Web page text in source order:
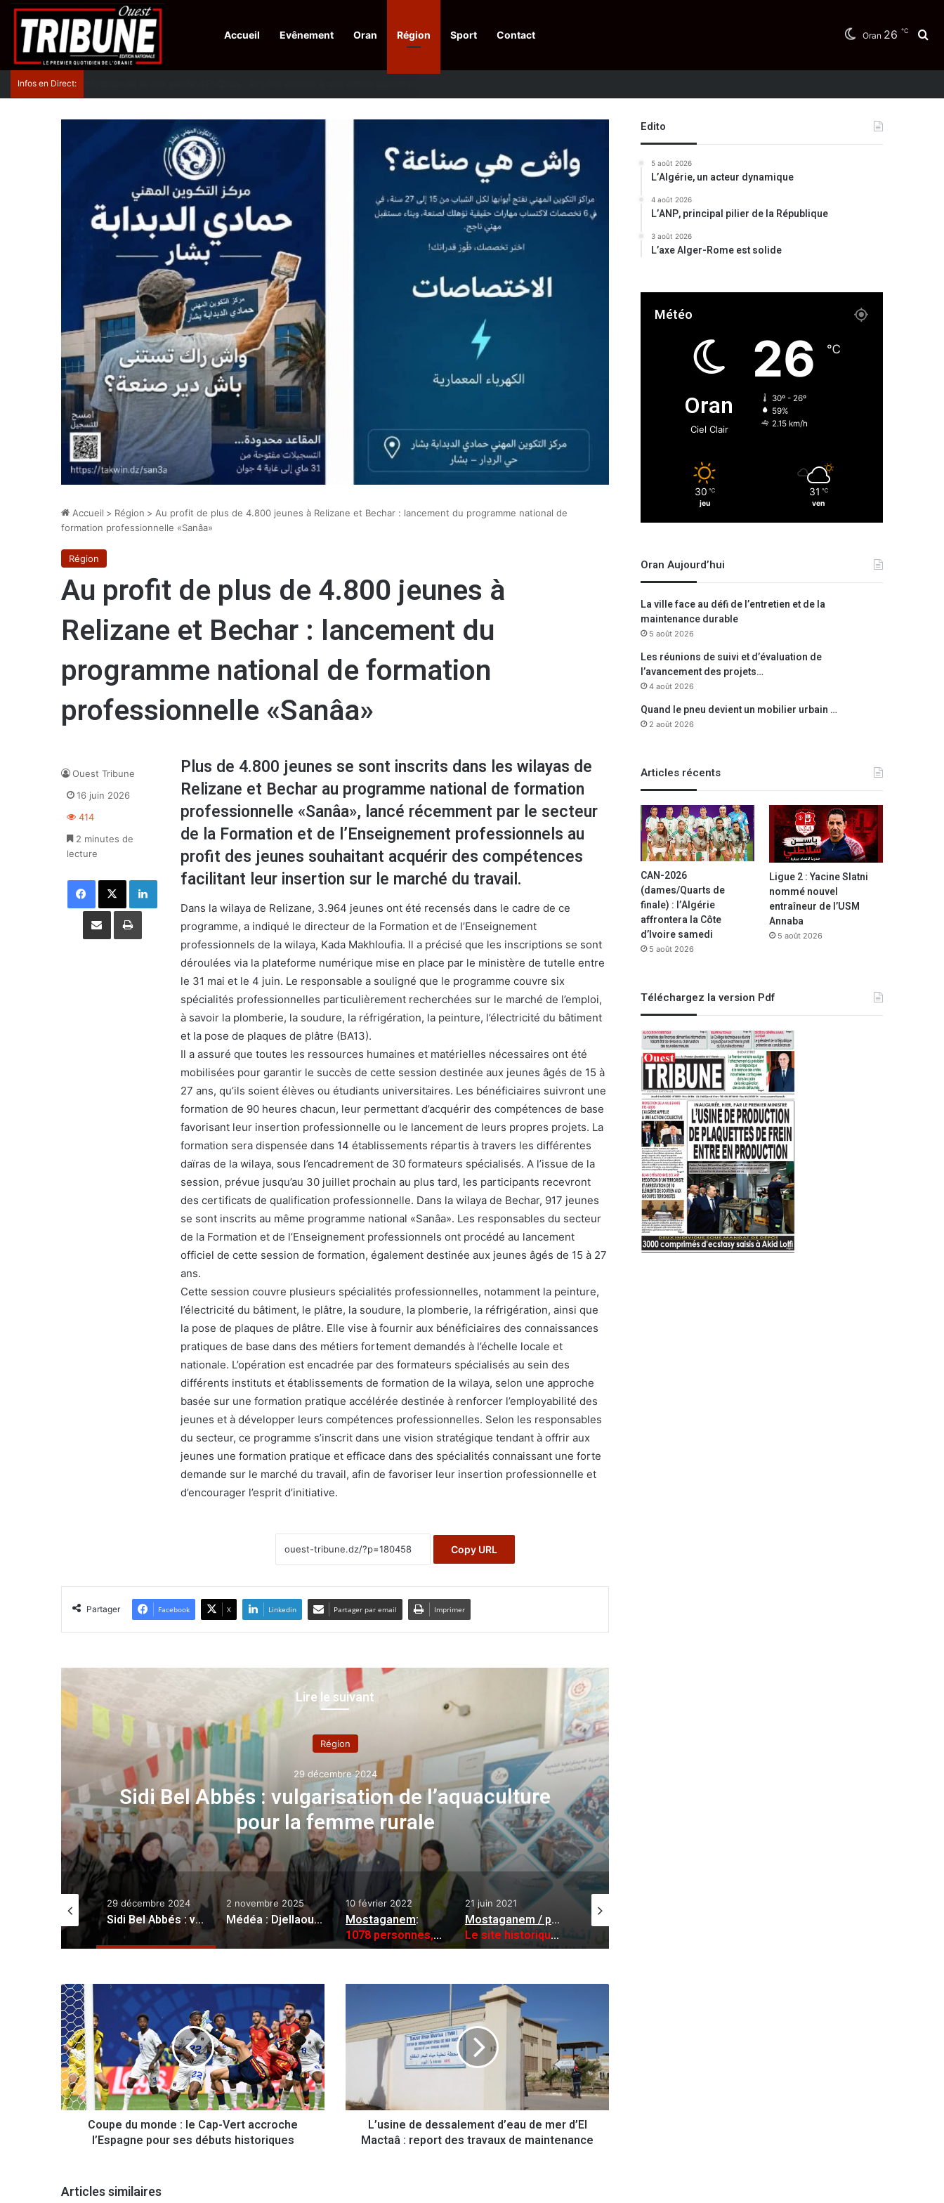
Accueil Evênement Oran Région Sport Contact Oran 26 ℃
Infos en Direct:
Accueil > Région > Au profit de plus de 4.800 jeunes à Relizane et Bechar : lancement du programme national de
formation professionnelle «Sanâa»
Région
Au profit de plus de 4.800 jeunes à
Relizane et Bechar : lancement du
programme national de formation
professionnelle «Sanâa»
Plus de 4.800 jeunes se sont inscrits dans les wilayas de
Relizane et Bechar au programme national de formation
professionnelle «Sanâa», lancé récemment par le secteur
de la Formation et de l’Enseignement professionnels au
profit des jeunes souhaitant acquérir des compétences
facilitant leur insertion sur le marché du travail.
Dans la wilaya de Relizane, 3.964 jeunes ont été recensés dans le cadre de ce
programme, a indiqué le directeur de la Formation et de l’Enseignement
professionnels de la wilaya, Kada Makhloufia. Il a précisé que les inscriptions se sont
déroulées via la plateforme numérique mise en place par le ministère de tutelle entre
le 31 mai et le 4 juin. Le responsable a souligné que le programme couvre six
spécialités professionnelles particulièrement recherchées sur le marché de l’emploi,
à savoir la plomberie, la soudure, la réfrigération, la peinture, l’électricité du bâtiment
et la pose de plaques de plâtre (BA13).
Il a assuré que toutes les ressources humaines et matérielles nécessaires ont été
mobilisées pour garantir le succès de cette session destinée aux jeunes âgés de 15 à
27 ans, qu’ils soient élèves ou étudiants universitaires. Les bénéficiaires suivront une
formation de 90 heures chacun, leur permettant d’acquérir des compétences de base
favorisant leur insertion professionnelle ou le lancement de leurs propres projets. La
formation sera dispensée dans 14 établissements répartis à travers les différentes
daïras de la wilaya, sous l’encadrement de 30 formateurs spécialisés. A l’issue de la
session, prévue jusqu’au 30 juillet prochain au plus tard, les participants recevront
des certificats de qualification professionnelle. Dans la wilaya de Bechar, 917 jeunes
se sont inscrits au même programme national «Sanâa». Les responsables du secteur
de la Formation et de l’Enseignement professionnels ont procédé au lancement
officiel de cette session de formation, également destinée aux jeunes âgés de 15 à 27
ans.
Cette session couvre plusieurs spécialités professionnelles, notamment la peinture,
l’électricité du bâtiment, le plâtre, la soudure, la plomberie, la réfrigération, ainsi que
la pose de plaques de plâtre. Elle vise à fournir aux bénéficiaires des connaissances
pratiques de base dans des métiers fortement demandés à l’échelle locale et
nationale. L’opération est encadrée par des formateurs spécialisés au sein des
différents instituts et établissements de formation de la wilaya, selon une approche
basée sur une formation pratique accélérée destinée à renforcer l’employabilité des
jeunes et à développer leurs compétences professionnelles. Selon les responsables
du secteur, ce programme s’inscrit dans une vision stratégique tendant à offrir aux
jeunes une formation pratique et efficace dans des spécialités connaissant une forte
demande sur le marché du travail, afin de favoriser leur insertion professionnelle et
d’encourager l’esprit d’initiative.
Copy URL
Ouest Tribune
16 juin 2026
414
2 minutes de
lecture
Facebook X Linkedin
Partager par email Imprimer
Partager Facebook X Linkedin Partager par email Imprimer
Lire le suivant
l’aquaculture
Région
2 novembre 2025
Médéa : Djellaoui procède à la mise en service du
tronçon routier Djendel-Hannacha
:
29 décembre 2024
Sidi Bel Abbés : vulgarisation de l’aquaculture pour la femme rurale
2 novembre 2025
Médéa : Djellaoui procède à la mise en service du tronçon routier Djendel-Hannacha
10 février 2022
Mostaganem
1078 personnes, dont 51 femmes impliquées, dans 1002 affaires délictuelles en un mois
21 juin 2021
Mostaganem / patrimoine
:
Le site historique «phare marin» ne sera pas démoli
10 juin 2025
C
o
u
p
e
d
u
m
o
e
Coupe du monde : le Cap-Vert accroche
l’Espagne pour ses débuts historiques
s
e
L’usine de dessalement d’eau de mer d’El
Mactaâ : report des travaux de maintenance
Articles similaires
Edito
5 août 2026
L’Algérie, un acteur dynamique
4 août 2026
L’ANP, principal pilier de la République
3 août 2026
L’axe Alger-Rome est solide
Météo
Oran
Ciel Clair
26 ℃
30º - 26º
59%
2.15 km/h
30 ℃
jeu
31 ℃
ven
Oran Aujourd’hui
La ville face au défi de l’entretien et de la
maintenance durable
5 août 2026
Les réunions de suivi et d’évaluation de
l’avancement des projets…
4 août 2026
Quand le pneu devient un mobilier urbain …
2 août 2026
Articles récents
CAN-2026
(dames/Quarts de
finale) : l’Algérie
affrontera la Côte
d’Ivoire samedi
5 août 2026
Ligue 2 : Yacine Slatni
nommé nouvel
entraîneur de l’USM
Annaba
5 août 2026
Téléchargez la version Pdf